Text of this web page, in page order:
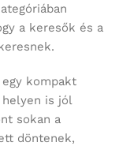
a keresők és a
kompakt
is jól
sokan a
döntenek,